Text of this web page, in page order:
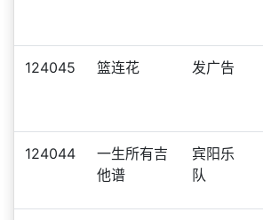
124045 篮连花 发广告
124044
一生所有吉
他谱
宾阳乐
队